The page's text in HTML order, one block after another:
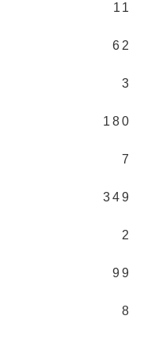
11
62
3
180
7
349
2
99
8